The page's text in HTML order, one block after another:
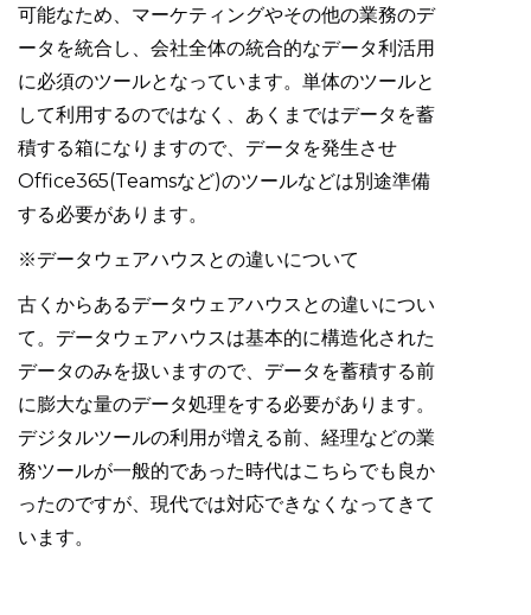
可能なため、マーケティングやその他の業務のデ
ータを統合し、会社全体の統合的なデータ利活用
に必須のツールとなっています。単体のツールと
して利用するのではなく、あくまではデータを蓄
積する箱になりますので、データを発生させ
Office365(Teamsなど)のツールなどは別途準備
する必要があります。
※データウェアハウスとの違いについて
古くからあるデータウェアハウスとの違いについ
て。データウェアハウスは基本的に構造化された
データのみを扱いますので、データを蓄積する前
に膨大な量のデータ処理をする必要があります。
デジタルツールの利用が増える前、経理などの業
務ツールが一般的であった時代はこちらでも良か
ったのですが、現代では対応できなくなってきて
います。